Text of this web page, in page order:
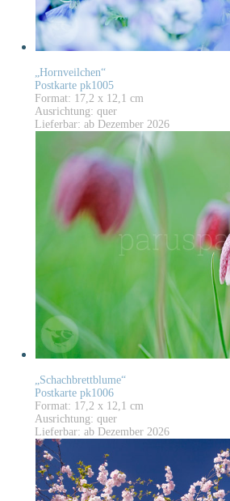
„Hornveilchen“
Postkarte pk1005
Format: 17,2 x 12,1 cm
Ausrichtung: quer
Lieferbar: ab Dezember 2026
„Schachbrettblume“
Postkarte pk1006
Format: 17,2 x 12,1 cm
Ausrichtung: quer
Lieferbar: ab Dezember 2026